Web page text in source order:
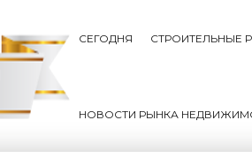
СЕГОДНЯ СТРОИТЕЛЬНЫЕ
НОВОСТИ РЫНКА